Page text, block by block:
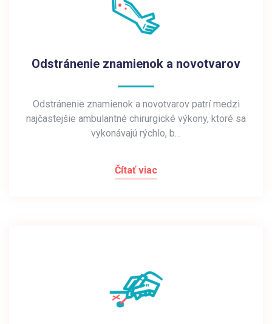
Odstránenie znamienok a novotvarov
Odstránenie znamienok a novotvarov patrí medzi
najčastejšie ambulantné chirurgické výkony, ktoré sa
vykonávajú rýchlo, b…
Čítať viac